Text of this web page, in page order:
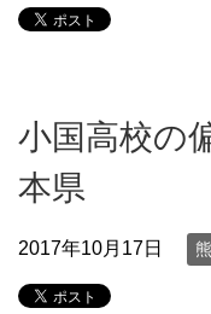
小国高校の
本県
2017年10月17日